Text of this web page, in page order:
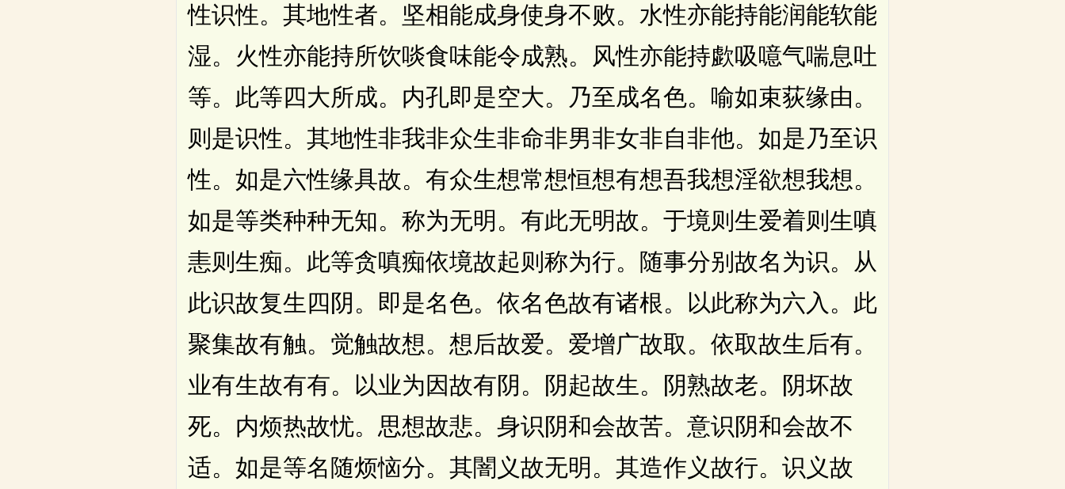
性识性。其地性者。坚相能成身使身不败。水性亦能持能润能软能
湿。火性亦能持所饮啖食味能令成熟。风性亦能持歔吸噫气喘息吐
等。此等四大所成。内孔即是空大。乃至成名色。喻如束荻缘由。
则是识性。其地性非我非众生非命非男非女非自非他。如是乃至识
性。如是六性缘具故。有众生想常想恒想有想吾我想淫欲想我想。
如是等类种种无知。称为无明。有此无明故。于境则生爱着则生嗔
恚则生痴。此等贪嗔痴依境故起则称为行。随事分别故名为识。从
此识故复生四阴。即是名色。依名色故有诸根。以此称为六入。此
聚集故有触。觉触故想。想后故爱。爱增广故取。依取故生后有。
业有生故有有。以业为因故有阴。阴起故生。阴熟故老。阴坏故
死。内烦热故忧。思想故悲。身识阴和会故苦。意识阴和会故不
适。如是等名随烦恼分。其闇义故无明。其造作义故行。识义故